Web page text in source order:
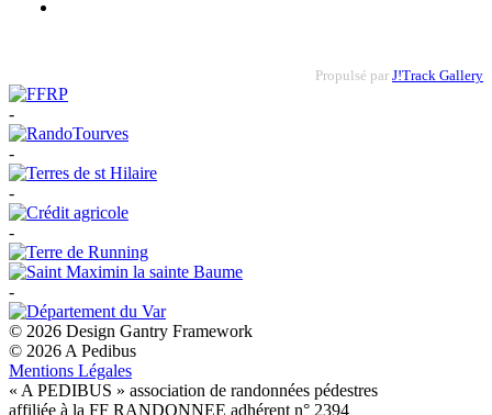
Propulsé par J!Track Gallery
-
-
-
-
-
© 2026 Design Gantry Framework
© 2026 A Pedibus
Mentions Légales
« A PEDIBUS » association de randonnées pédestres
affiliée à la FF RANDONNEE adhérent n° 2394